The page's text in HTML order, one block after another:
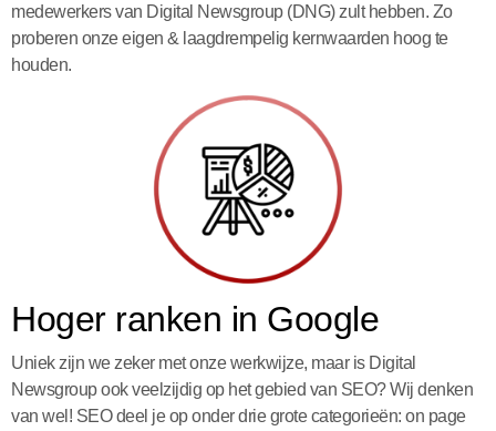
medewerkers van Digital Newsgroup (DNG) zult hebben. Zo
proberen onze eigen & laagdrempelig kernwaarden hoog te
houden.
Hoger ranken in Google
Uniek zijn we zeker met onze werkwijze, maar is Digital
Newsgroup ook veelzijdig op het gebied van SEO? Wij denken
van wel! SEO deel je op onder drie grote categorieën: on page